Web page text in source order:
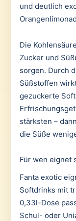
und deutlich
Die
Zucker und
sorgen. Durch
Süßstoffen
gezuckerte
stärksten –
die Süße
Für wen eignet
Fanta exotic
Softdrinks mit
0,33l-Dose
Schul- oder